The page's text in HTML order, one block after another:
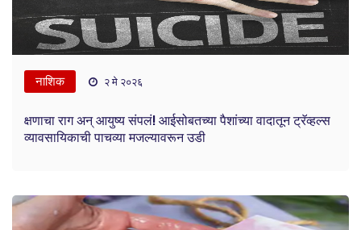
नाशिक २ मे २०२६
क्षणाचा राग अन् आयुष्य संपलं! आईसोबतच्या पैशांच्या वादातून ट्रॅव्हल्स
व्यावसायिकाची पाचव्या मजल्यावरून उडी